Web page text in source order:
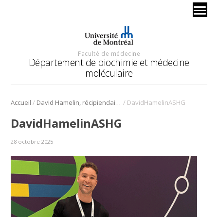
Faculté de médecine
Département de biochimie et médecine
moléculaire
Accueil / David Hamelin, récipiendaire d’un prix de l’American Society of Human Genetics / DavidHamelinASHG
DavidHamelinASHG
28 octobre 2025